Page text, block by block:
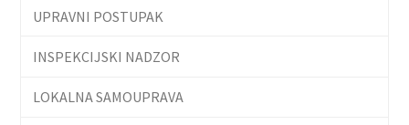
UPRAVNI POSTUPAK
INSPEKCIJSKI NADZOR
LOKALNA SAMOUPRAVA